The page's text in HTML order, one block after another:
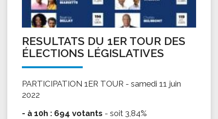
RESULTATS DU 1ER TOUR DES
ÉLECTIONS LÉGISLATIVES
PARTICIPATION 1ER TOUR - samedi 11 juin
2022
- à 10h : 694 votants - soit 3,84%